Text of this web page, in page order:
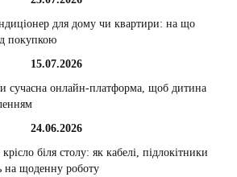
для дому чи квартири: на що
покупкою
15.07.2026
сучасна онлайн-платформа, щоб дитина
24.06.2026
біля столу: як кабелі, підлокітники
на щоденну роботу